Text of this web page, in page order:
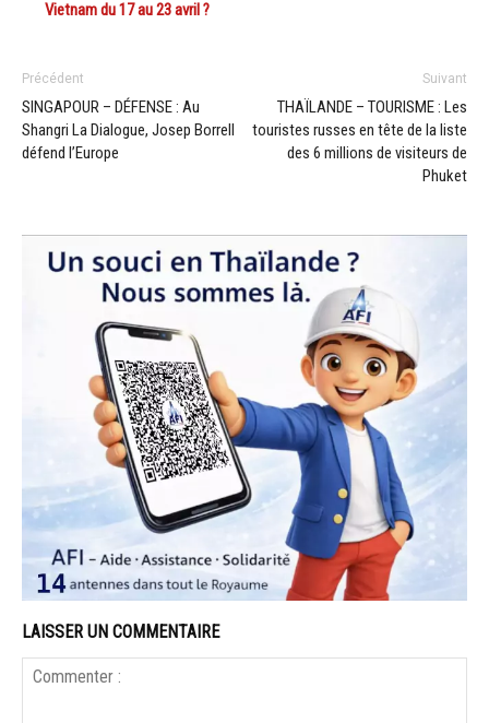
Vietnam du 17 au 23 avril ?
Précédent
SINGAPOUR – DÉFENSE : Au
Shangri La Dialogue, Josep Borrell
défend l’Europe
Suivant
THAÏLANDE – TOURISME : Les
touristes russes en tête de la liste
des 6 millions de visiteurs de
Phuket
LAISSER UN COMMENTAIRE